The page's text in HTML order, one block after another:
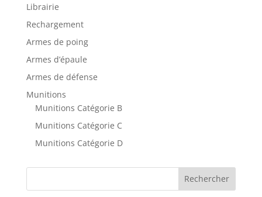
Librairie
Rechargement
Armes de poing
Armes d’épaule
Armes de défense
Munitions
Munitions Catégorie B
Munitions Catégorie C
Munitions Catégorie D
Rechercher